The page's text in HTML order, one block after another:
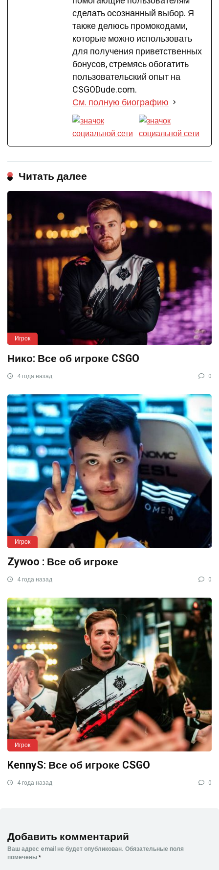
сделать осознанный выбор. Я
также делюсь промокодами,
которые можно использовать
для получения приветственных
бонусов, стремясь обогатить
пользовательский опыт на
CSGODude.com.
См. полную биографию
Читать далее
Игрок
Нико: Все об игроке CSGO
4 года назад 0
Игрок
Zywoo : Все об игроке
4 года назад 0
Игрок
KennyS: Все об игроке CSGO
4 года назад 0
Добавить комментарий
Ваш адрес email не будет опубликован. Обязательные поля
помечены *